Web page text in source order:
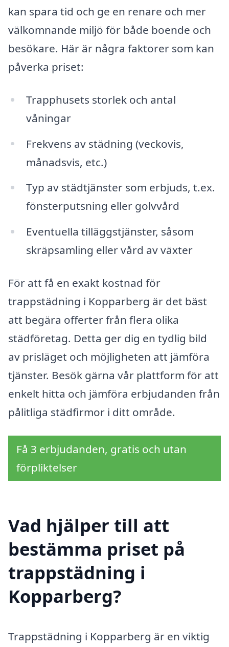
kan spara tid och ge en renare och mer
välkomnande miljö för både boende och
besökare. Här är några faktorer som kan
påverka priset:
Trapphusets storlek och antal
våningar
Frekvens av städning (veckovis,
månadsvis, etc.)
Typ av städtjänster som erbjuds, t.ex.
fönsterputsning eller golvvård
Eventuella tilläggstjänster, såsom
skräpsamling eller vård av växter
För att få en exakt kostnad för
trappstädning i Kopparberg är det bäst
att begära offerter från flera olika
städföretag. Detta ger dig en tydlig bild
av prisläget och möjligheten att jämföra
tjänster. Besök gärna vår plattform för att
enkelt hitta och jämföra erbjudanden från
pålitliga städfirmor i ditt område.
Få 3 erbjudanden, gratis och utan
förpliktelser
Vad hjälper till att
bestämma priset på
trappstädning i
Kopparberg?
Trappstädning i Kopparberg är en viktig